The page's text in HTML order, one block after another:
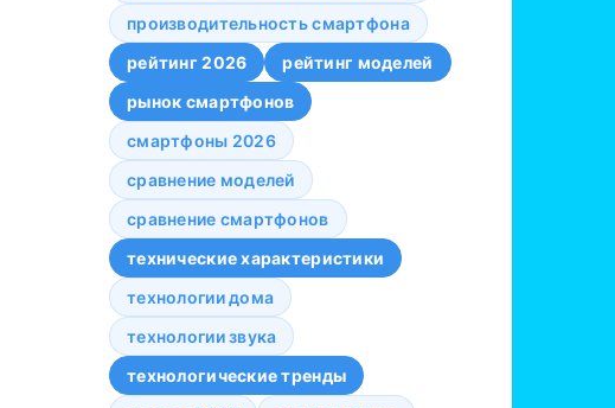
производительность смартфона
рейтинг 2026
рейтинг моделей
рынок смартфонов
смартфоны 2026
сравнение моделей
сравнение смартфонов
технические характеристики
технологии дома
технологии звука
технологические тренды